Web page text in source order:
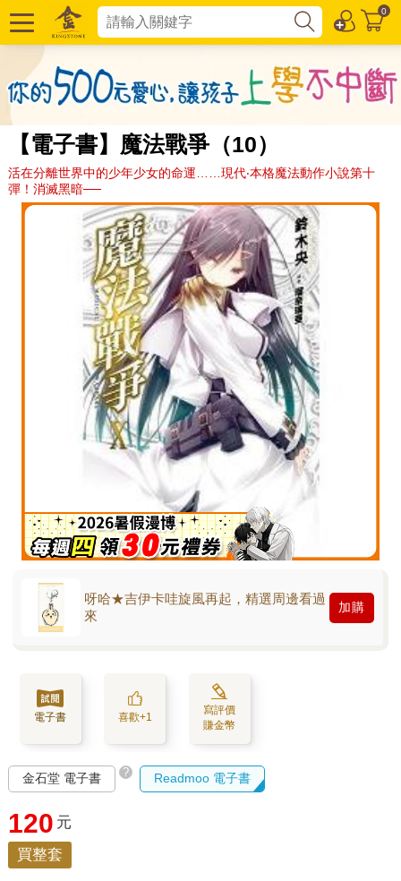
0
【電子書】魔法戰爭（10）
活在分離世界中的少年少女的命運……現代‧本格魔法動作小說第十
彈！消滅黑暗──
呀哈★吉伊卡哇旋風再起，精選周邊看過
來
加購
電子書 喜歡+1
寫評價
賺金幣
金石堂 電子書 ? Readmoo 電子書
120 元
買整套